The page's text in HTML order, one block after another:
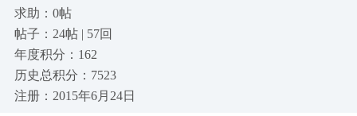
求助：0帖
帖子：24帖 | 57回
年度积分：162
历史总积分：7523
注册：2015年6月24日